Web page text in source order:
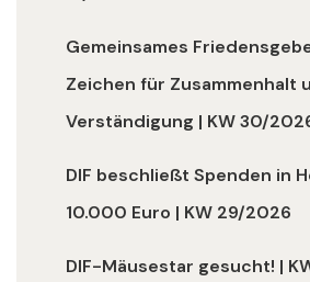
Gemeinsames
Zeichen für Zusammenhalt
Verständigung | KW 30/
DIF beschließt Spenden in
10.000 Euro | KW 29/2026
DIF-Mäusestar gesucht! |